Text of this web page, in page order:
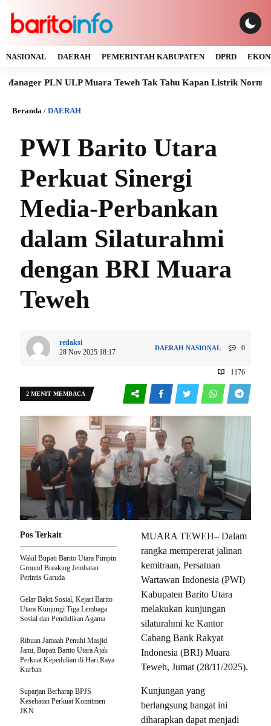
NASIONAL DAERAH PEMERINTAH KABUPATEN DPRD
PLN ULP Muara Teweh Tak Tahu Kapan Listrik Normal
Beranda / DAERAH
PWI Barito Utara
Perkuat Sinergi
Media-Perbankan
dalam Silaturahmi
dengan BRI Muara
Teweh
redaksi
28 Nov 2025 18:17
DAERAH NASIONAL 0
1176
2 MENIT MEMBACA
MUARA TEWEH– Dalam
rangka mempererat jalinan
kemitraan, Persatuan
Wartawan Indonesia (PWI)
Kabupaten Barito Utara
melakukan kunjungan
silaturahmi ke Kantor
Cabang Bank Rakyat
Indonesia (BRI) Muara
Teweh, Jumat (28/11/2025).
Kunjungan yang
berlangsung hangat ini
diharapkan dapat menjadi
Pos Terkait
Wakil Bupati Barito Utara Pimpin
Ground Breaking Jembatan
Perintis Garuda
Gelar Bakti Sosial, Kejari Barito
Utara Kunjungi Tiga Lembaga
Sosial dan Pendidikan Agama
Ribuan Jamaah Penuhi Masjid
Jami, Bupati Barito Utara Ajak
Perkuat Kepedulian di Hari Raya
Kurban
Suparjan Berharap BPJS
Kesehatan Perkuat Komitmen
JKN